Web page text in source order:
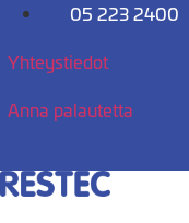
Mene
05 223 2400
Yhteystiedot
Anna palautetta